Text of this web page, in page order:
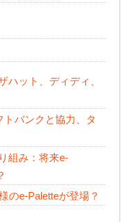
ハット、ディディ、
トバンクと協力、タ
組み：将来e-
のe-Paletteが登場？